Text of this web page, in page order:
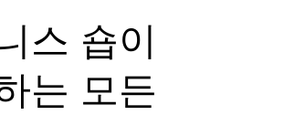
스 숍이
는 모든